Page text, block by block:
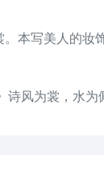
本写美人的妆
风为裳，水为